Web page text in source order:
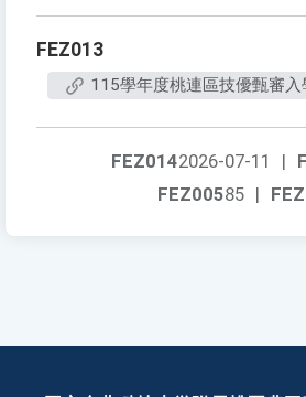
FEZ013
115學年度桃連區技優甄審
FEZ0142026-07-11
|
FEZ00585 |